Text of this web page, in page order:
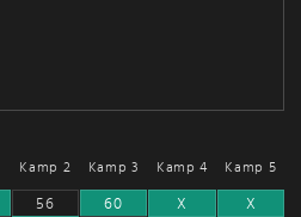
Kamp 2 Kamp 3 Kamp 4 Kamp 5
56 60 X X